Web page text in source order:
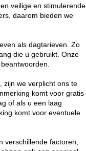
veilige en stimulerende
daarom bieden we
als dagtarieven. Zo
die u gebruikt. Onze
zijn we verplicht ons te
komt voor gratis
of als u een laag
komt voor eventuele
verschillende factoren,